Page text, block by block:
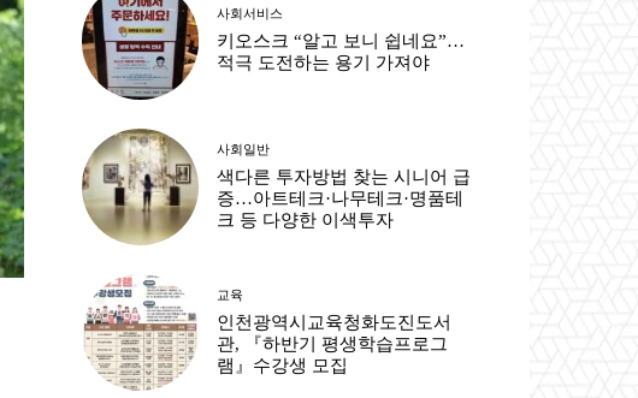
사회서비스
키오스크 “알고 보니 쉽네요”…
적극 도전하는 용기 가져야
사회일반
색다른 투자방법 찾는 시니어 급
증…아트테크·나무테크·명품테
크 등 다양한 이색투자
교육
인천광역시교육청화도진도서
관, 『하반기 평생학습프로그
램』수강생 모집